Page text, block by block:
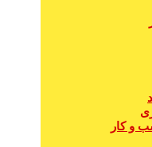
و کار